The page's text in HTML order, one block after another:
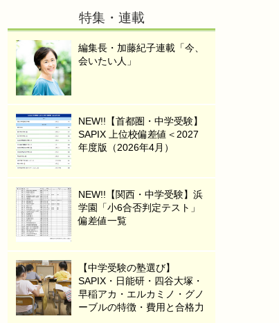
特集・連載
編集長・加藤紀子連載「今、
会いたい人」
NEW!!【首都圏・中学受験】
SAPIX 上位校偏差値＜2027
年度版（2026年4月）
NEW!!【関西・中学受験】浜
学園「小6合否判定テスト」
偏差値一覧
【中学受験の塾選び】
SAPIX・日能研・四谷大塚・
早稲アカ・エルカミノ・グノ
ーブルの特徴・費用と合格力